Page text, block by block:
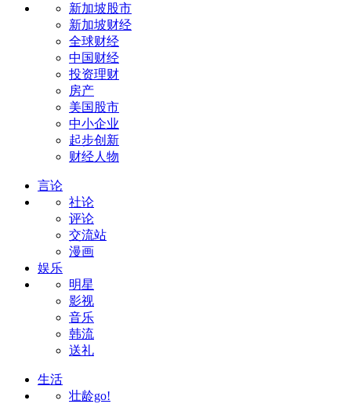
新加坡股市
新加坡财经
全球财经
中国财经
投资理财
房产
美国股市
中小企业
起步创新
财经人物
言论
社论
评论
交流站
漫画
娱乐
明星
影视
音乐
韩流
送礼
生活
壮龄go!